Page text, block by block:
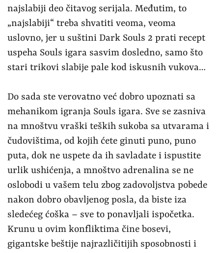
najslabiji deo čitavog serijala. Međutim, to
„najslabiji“ treba shvatiti veoma, veoma
uslovno, jer u suštini Dark Souls 2 prati recept
uspeha Souls igara sasvim dosledno, samo što
stari trikovi slabije pale kod iskusnih vukova…
Do sada ste verovatno već dobro upoznati sa
mehanikom igranja Souls igara. Sve se zasniva
na mnoštvu vraški teških sukoba sa utvarama i
čudovištima, od kojih ćete ginuti puno, puno
puta, dok ne uspete da ih savladate i ispustite
urlik ushićenja, a mnoštvo adrenalina se ne
oslobodi u vašem telu zbog zadovoljstva pobede
nakon dobro obavljenog posla, da biste iza
sledećeg ćoška – sve to ponavljali ispočetka.
Krunu u ovim konfliktima čine bosevi,
gigantske beštije najrazličitijih sposobnosti i